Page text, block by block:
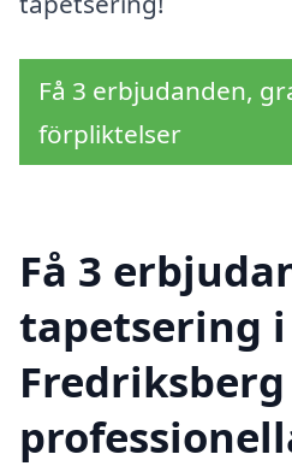
Få 3 erbjudanden,
förpliktelser
Få 3
tapetsering i